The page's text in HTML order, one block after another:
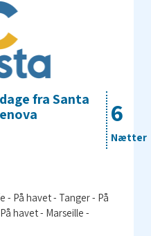
6
Nætter
fra Santa
- På havet - Tanger - På
havet - Marseille -